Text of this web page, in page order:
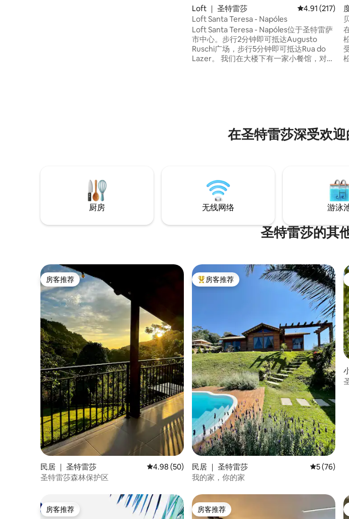
Loft ｜ 圣特雷莎 平均评分 4.91
4.91 (217)
Loft Santa Teresa - Napóles
Loft Santa Teresa - Napóles位于圣特雷萨
市中心。步行2分钟即可抵达Augusto
Ruschi广场，步行5分钟即可抵达Rua do
Lazer。 我们在大楼下有一家小餐馆，对面
松。 安静、温
松按
在圣特雷莎深受欢
厨房 无线网络 游泳
圣特雷莎的其
房客推荐
房客推荐
民居 ｜ 圣特雷莎 平均评分 4.98 分（满分 5 分），共 50 条评价
4.98 (50)
圣特雷莎森林保护区
热门「房客推荐」
房客推荐
民居 ｜ 圣特雷莎 平均评分 5
5 (76)
我的家，你的家
房客推荐
房客推荐 房客推荐
房客推荐